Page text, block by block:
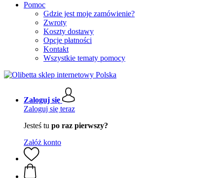
Pomoc
Gdzie jest moje zamówienie?
Zwroty
Koszty dostawy
Opcje płatności
Kontakt
Wszystkie tematy pomocy
Zaloguj się
Zaloguj się teraz
Jesteś tu po raz pierwszy?
Załóż konto